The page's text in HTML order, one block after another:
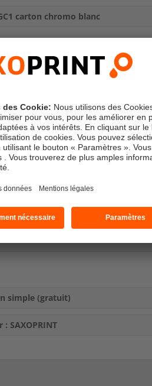
carton chromo blanc
sur la longueur
24-08
données et du paiement avant
simple (gratuit)
SAXOPRINT